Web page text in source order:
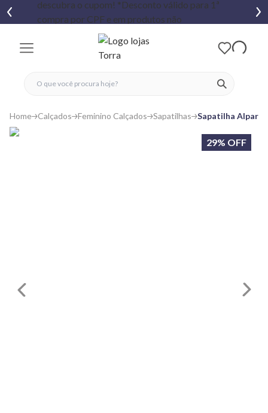
ver
fechar menu
fechar menu
favoritos
Home Calçados Feminino Calçados Sapatilhas Sapatilha
29% OFF